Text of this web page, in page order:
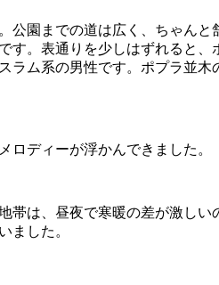
公園までの道は広く、ちゃんと
す。表通りを少しはずれると、
ラム系の男性です。ポプラ並木
ディーが浮かんできました。
帯は、昼夜で寒暖の差が激しい
ました。